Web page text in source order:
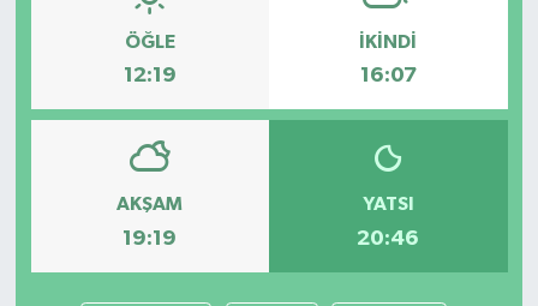
ÖĞLE
12:19
İKINDI
16:07
AKŞAM
19:19
YATSI
20:46